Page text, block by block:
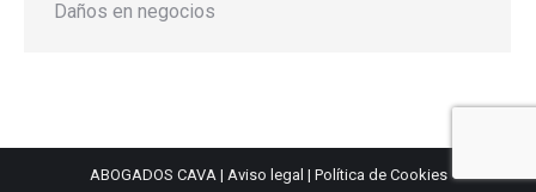
Daños en negocios
ABOGADOS CAVA | Aviso legal | Política de Cookies